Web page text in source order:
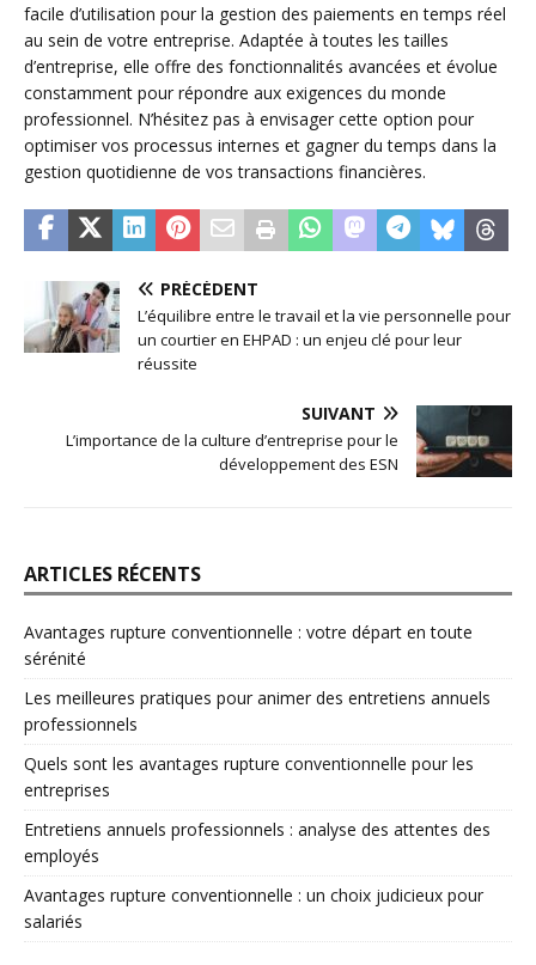
facile d’utilisation pour la gestion des paiements en temps réel
au sein de votre entreprise. Adaptée à toutes les tailles
d’entreprise, elle offre des fonctionnalités avancées et évolue
constamment pour répondre aux exigences du monde
professionnel. N’hésitez pas à envisager cette option pour
optimiser vos processus internes et gagner du temps dans la
gestion quotidienne de vos transactions financières.
PRÉCÉDENT
L’équilibre entre le travail et la vie personnelle pour
un courtier en EHPAD : un enjeu clé pour leur
réussite
SUIVANT
L’importance de la culture d’entreprise pour le
développement des ESN
ARTICLES RÉCENTS
Avantages rupture conventionnelle : votre départ en toute
sérénité
Les meilleures pratiques pour animer des entretiens annuels
professionnels
Quels sont les avantages rupture conventionnelle pour les
entreprises
Entretiens annuels professionnels : analyse des attentes des
employés
Avantages rupture conventionnelle : un choix judicieux pour
salariés